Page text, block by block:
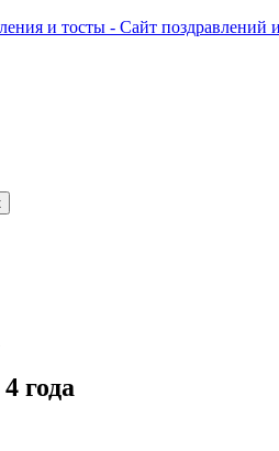
и тосты - Сайт поздравлений
года